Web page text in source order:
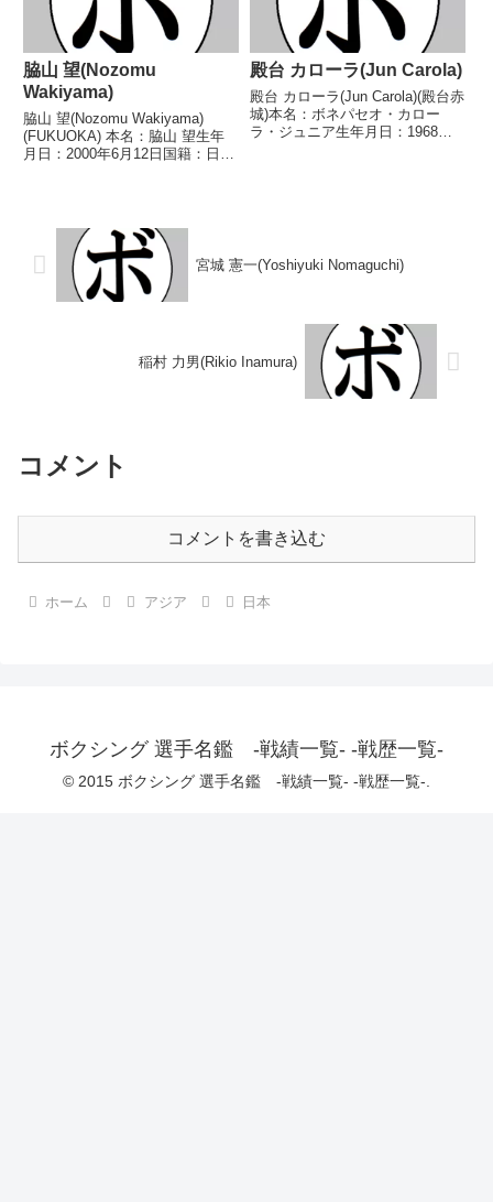
脇山 望(Nozomu
Wakiyama)
脇山 望(Nozomu Wakiyama)
(FUKUOKA) 本名：脇山 望生年
月日：2000年6月12日国籍：日本
本ライトフライ級新人王 【...
殿台 カローラ(Jun Carola)
殿台 カローラ(Jun Carola)(殿台赤
城)本名：ボネパセオ・カロー
ラ・ジュニア生年月日：1968年6
宮城 憲一(Yoshiyuki Nomaguchi)
稲村 力男(Rikio Inamura)
コメント
コメントを書き込む
ホーム アジア 日本
ボクシング 選手名鑑 -戦績一覧- -戦歴一覧-
© 2015 ボクシング 選手名鑑 -戦績一覧- -戦歴一覧-.